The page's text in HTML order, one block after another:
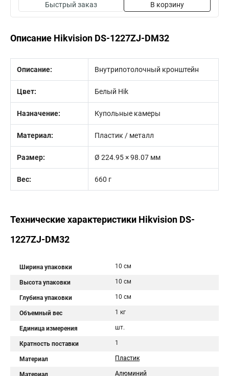
Быстрый заказ В корзину
Описание Hikvision DS-1227ZJ-DM32
Описание: Внутрипотолочный кронштейн
Цвет: Белый Hik
Назначение: Купольные камеры
Материал: Пластик / металл
Размер: Ø 224.95 × 98.07 мм
Вес: 660 г
Технические характеристики Hikvision DS-
1227ZJ-DM32
Ширина упаковки 10 см
Высота упаковки 10 см
Глубина упаковки 10 см
Объемный вес 1 кг
Единица измерения шт.
Кратность поставки 1
Материал Пластик
Материал Алюминий